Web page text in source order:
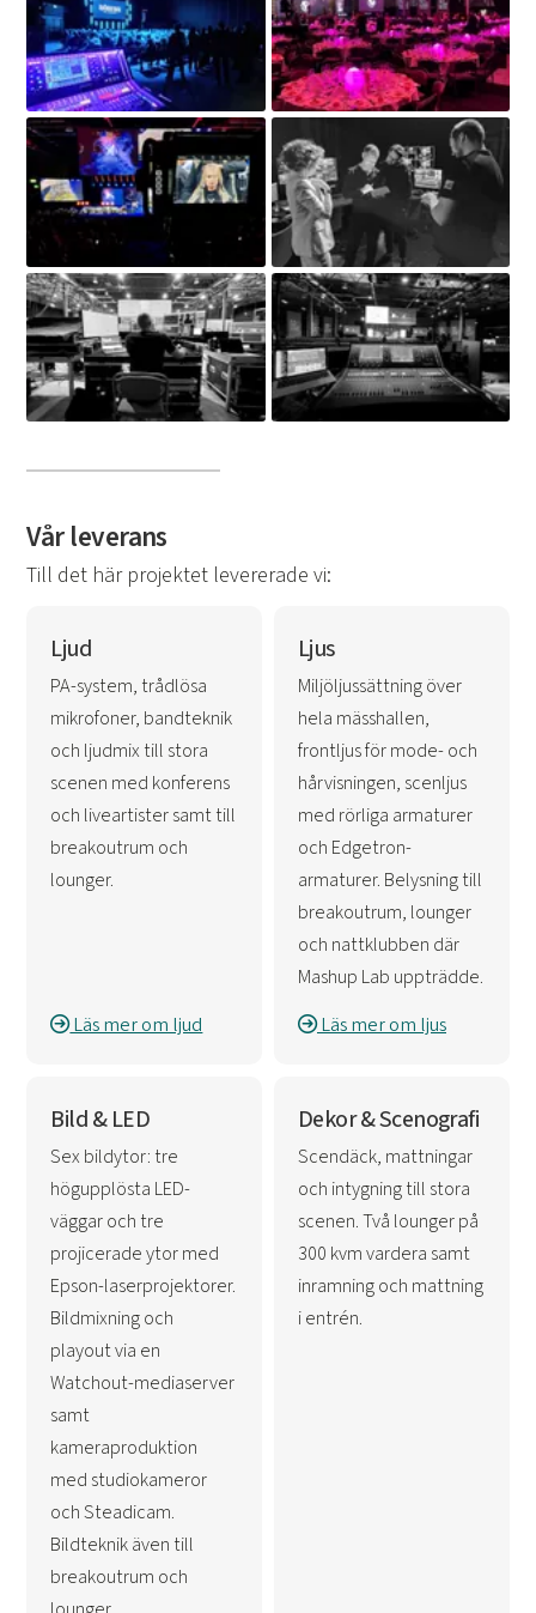
Vår leverans
Till det här projektet levererade vi:
Ljud
PA-system, trådlösa
mikrofoner, bandteknik
och ljudmix till stora
scenen med konferens
och liveartister samt till
breakoutrum och
lounger.
Läs mer om ljud
Ljus
Miljöljussättning över
hela mässhallen,
frontljus för mode- och
hårvisningen, scenljus
med rörliga armaturer
och Edgetron-
armaturer. Belysning till
breakoutrum, lounger
och nattklubben där
Mashup Lab uppträdde.
Läs mer om ljus
Bild & LED
Sex bildytor: tre
högupplösta LED-
väggar och tre
projicerade ytor med
Epson-laserprojektorer.
Bildmixning och
playout via en
Watchout-mediaserver
samt
kameraproduktion
med studiokameror
och Steadicam.
Bildteknik även till
breakoutrum och
Dekor & Scenografi
Scendäck, mattningar
och intygning till stora
scenen. Två lounger på
300 kvm vardera samt
inramning och mattning
i entrén.